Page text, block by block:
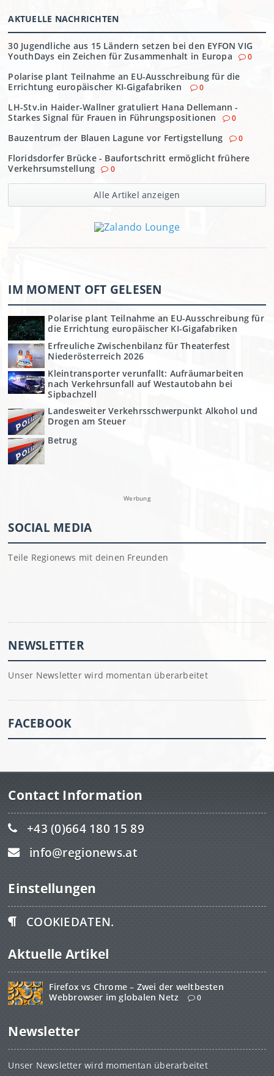
AKTUELLE NACHRICHTEN
30 Jugendliche aus 15 Ländern setzen bei den EYFON VIG
YouthDays ein Zeichen für Zusammenhalt in Europa
0
Polarise plant Teilnahme an EU-Ausschreibung für die
Errichtung europäischer KI-Gigafabriken
0
LH-Stv.in Haider-Wallner gratuliert Hana Dellemann -
Starkes Signal für Frauen in Führungspositionen
0
Bauzentrum der Blauen Lagune vor Fertigstellung 0
Floridsdorfer Brücke - Baufortschritt ermöglicht frühere
Verkehrsumstellung
0
Alle Artikel anzeigen
IM MOMENT OFT GELESEN
Polarise plant Teilnahme an EU-Ausschreibung für
die Errichtung europäischer KI-Gigafabriken
Erfreuliche Zwischenbilanz für Theaterfest
Niederösterreich 2026
Kleintransporter verunfallt: Aufräumarbeiten
nach Verkehrsunfall auf Westautobahn bei
Sipbachzell
Landesweiter Verkehrsschwerpunkt Alkohol und
Drogen am Steuer
Betrug
Werbung
SOCIAL MEDIA
Teile Regionews mit deinen Freunden
NEWSLETTER
Unser Newsletter wird momentan überarbeitet
FACEBOOK
Contact Information
+43 (0)664 180 15 89
info@regionews.at
Einstellungen
COOKIEDATEN.
Aktuelle Artikel
Firefox vs Chrome – Zwei der weltbesten
Webbrowser im globalen Netz
0
Newsletter
Unser Newsletter wird momentan überarbeitet